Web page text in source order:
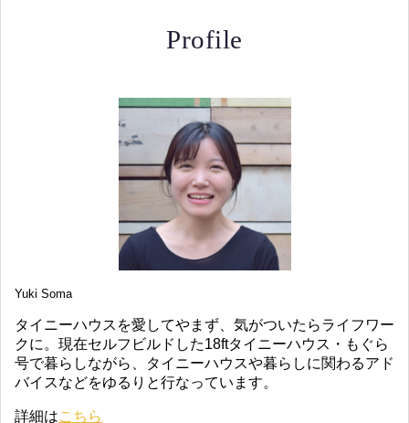
Profile
Yuki Soma
タイニーハウスを愛してやまず、気がついたらライフワー
クに。現在セルフビルドした18ftタイニーハウス・もぐら
号で暮らしながら、タイニーハウスや暮らしに関わるアド
バイスなどをゆるりと行なっています。
詳細はこちら